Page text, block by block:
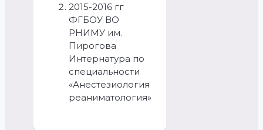
2015-2016 гг
ФГБОУ ВО
РНИМУ им.
Пирогова
Интернатура по
специальности
«Анестезиология
реаниматология»